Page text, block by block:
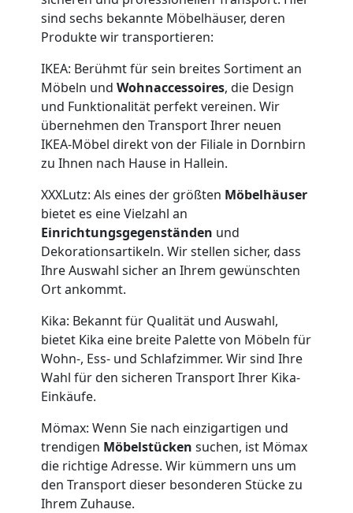
sind sechs bekannte Möbelhäuser, deren
Produkte wir transportieren:
IKEA: Berühmt für sein breites Sortiment an
Möbeln und Wohnaccessoires, die Design
und Funktionalität perfekt vereinen. Wir
übernehmen den Transport Ihrer neuen
IKEA-Möbel direkt von der Filiale in Dornbirn
zu Ihnen nach Hause in Hallein.
XXXLutz: Als eines der größten Möbelhäuser
bietet es eine Vielzahl an
Einrichtungsgegenständen und
Dekorationsartikeln. Wir stellen sicher, dass
Ihre Auswahl sicher an Ihrem gewünschten
Ort ankommt.
Kika: Bekannt für Qualität und Auswahl,
bietet Kika eine breite Palette von Möbeln für
Wohn-, Ess- und Schlafzimmer. Wir sind Ihre
Wahl für den sicheren Transport Ihrer Kika-
Einkäufe.
Mömax: Wenn Sie nach einzigartigen und
trendigen Möbelstücken suchen, ist Mömax
die richtige Adresse. Wir kümmern uns um
den Transport dieser besonderen Stücke zu
Ihrem Zuhause.